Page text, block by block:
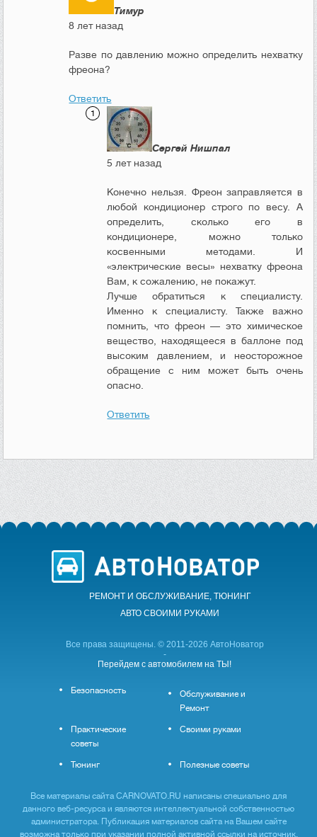
Тимур
8 лет назад
Разве по давлению можно определить нехватку
фреона?
Ответить
Сергей Нишпал
5 лет назад
Конечно нельзя. Фреон заправляется в
любой кондиционер строго по весу. А
определить, сколько его в
кондиционере, можно только
косвенными методами. И
«электрические весы» нехватку фреона
Вам, к сожалению, не покажут.
Лучше обратиться к специалисту.
Именно к специалисту. Также важно
помнить, что фреон — это химическое
вещество, находящееся в баллоне под
высоким давлением, и неосторожное
обращение с ним может быть очень
опасно.
Ответить
РЕМОНТ И ОБСЛУЖИВАНИЕ, ТЮНИНГ
АВТО CВОИМИ РУКАМИ
Все права защищены. © 2011-2026 АвтоНоватор
-
Перейдем с автомобилем на ТЫ!
Безопасность
Обслуживание и
Ремонт
Практические
советы
Своими руками
Тюнинг Полезные советы
Все материалы сайта CARNOVATO.RU написаны специально для
данного веб-ресурса и являются интеллектуальной собственностью
администратора. Публикация материалов сайта на Вашем сайте
возможна только при указании полной активной ссылки на источник.